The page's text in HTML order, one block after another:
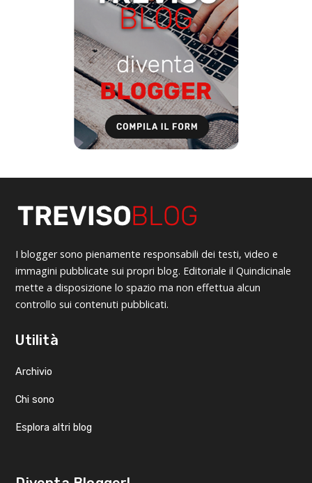
I blogger sono pienamente responsabili dei testi, video e
immagini pubblicate sui propri blog. Editoriale il Quindicinale
mette a disposizione lo spazio ma non effettua alcun
controllo sui contenuti pubblicati.
Utilità
Archivio
Chi sono
Esplora altri blog